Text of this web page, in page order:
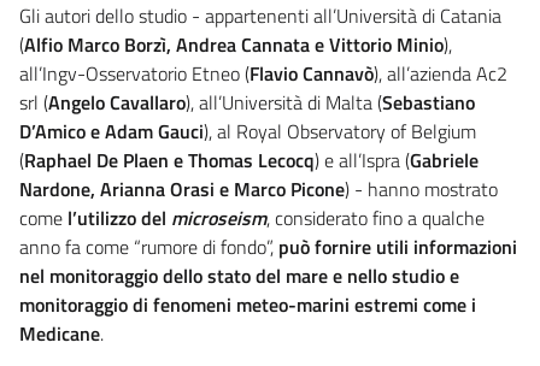
Gli autori dello studio - appartenenti all’Università di Catania
(Alfio Marco Borzì, Andrea Cannata e Vittorio Minio),
all’Ingv-Osservatorio Etneo (Flavio Cannavò), all’azienda Ac2
srl (Angelo Cavallaro), all’Università di Malta (Sebastiano
D’Amico e Adam Gauci), al Royal Observatory of Belgium
(Raphael De Plaen e Thomas Lecocq) e all’Ispra (Gabriele
Nardone, Arianna Orasi e Marco Picone) - hanno mostrato
come l’utilizzo del microseism, considerato fino a qualche
anno fa come “rumore di fondo”, può fornire utili informazioni
nel monitoraggio dello stato del maree nello studio e
monitoraggio di fenomeni meteo-marini estremi come i
Medicane.